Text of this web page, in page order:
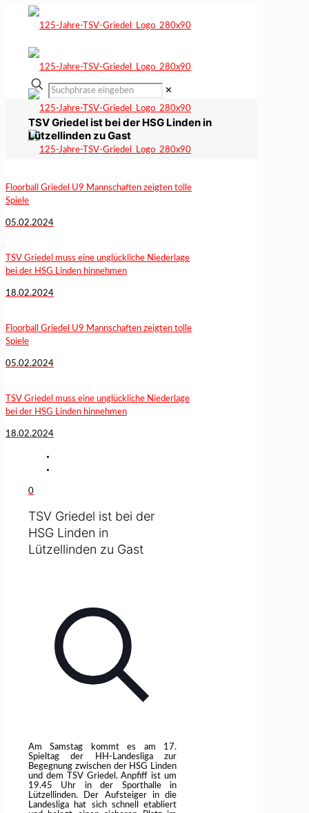
✕
TSV Griedel ist bei der HSG Linden in
Lützellinden zu Gast
Floorball Griedel U9 Mannschaften zeigten tolle
Spiele
05.02.2024
TSV Griedel muss eine unglückliche Niederlage
bei der HSG Linden hinnehmen
18.02.2024
Floorball Griedel U9 Mannschaften zeigten tolle
Spiele
05.02.2024
TSV Griedel muss eine unglückliche Niederlage
bei der HSG Linden hinnehmen
18.02.2024
0
TSV Griedel ist bei der
HSG Linden in
Lützellinden zu Gast
Am Samstag kommt es am 17.
Spieltag der HH-Landesliga zur
Begegnung zwischen der HSG Linden
und dem TSV Griedel. Anpfiff ist um
19.45 Uhr in der Sporthalle in
Lützellinden. Der Aufsteiger in die
Landesliga hat sich schnell etabliert